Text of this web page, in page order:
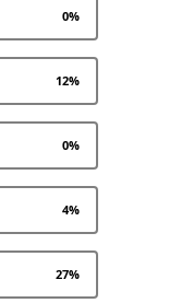
0%
12%
0%
4%
27%